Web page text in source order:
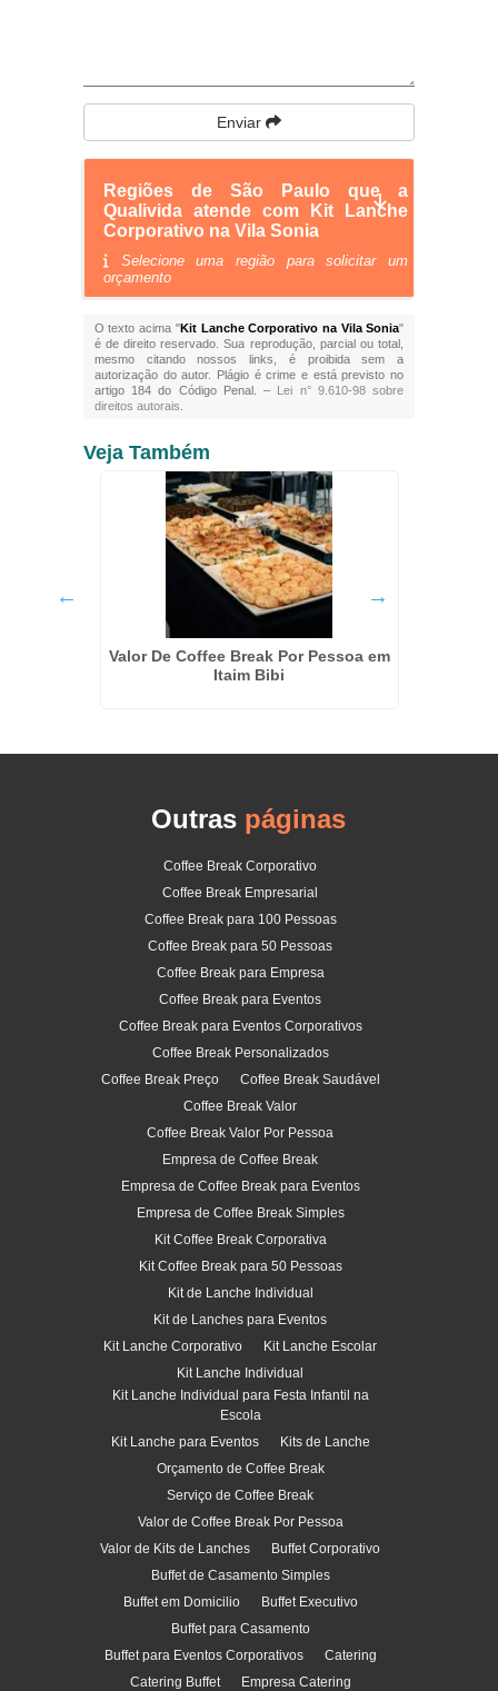
Enviar
Regiões de São Paulo que a
Qualivida atende com Kit Lanche
Corporativo na Vila Sonia
Selecione uma região para solicitar um
orçamento
O texto acima "Kit Lanche Corporativo na Vila Sonia"
é de direito reservado. Sua reprodução, parcial ou total,
mesmo citando nossos links, é proibida sem a
autorização do autor. Plágio é crime e está previsto no
artigo 184 do Código Penal. – Lei n° 9.610-98 sobre
direitos autorais
Veja Também
Valor De Coffee Break Por Pessoa em
Itaim Bibi
Outras páginas
Coffee Break Corporativo
Coffee Break Empresarial
Coffee Break para 100 Pessoas
Coffee Break para 50 Pessoas
Coffee Break para Empresa
Coffee Break para Eventos
Coffee Break para Eventos Corporativos
Coffee Break Personalizados
Coffee Break Preço
Coffee Break Saudável
Coffee Break Valor
Coffee Break Valor Por Pessoa
Empresa de Coffee Break
Empresa de Coffee Break para Eventos
Empresa de Coffee Break Simples
Kit Coffee Break Corporativa
Kit Coffee Break para 50 Pessoas
Kit de Lanche Individual
Kit de Lanches para Eventos
Kit Lanche Corporativo
Kit Lanche Escolar
Kit Lanche Individual
Kit Lanche Individual para Festa Infantil na
Escola
Kit Lanche para Eventos
Kits de Lanche
Orçamento de Coffee Break
Serviço de Coffee Break
Valor de Coffee Break Por Pessoa
Valor de Kits de Lanches
Buffet Corporativo
Buffet de Casamento Simples
Buffet em Domicilio
Buffet Executivo
Buffet para Casamento
Buffet para Eventos Corporativos
Catering
Catering Buffet
Empresa Catering